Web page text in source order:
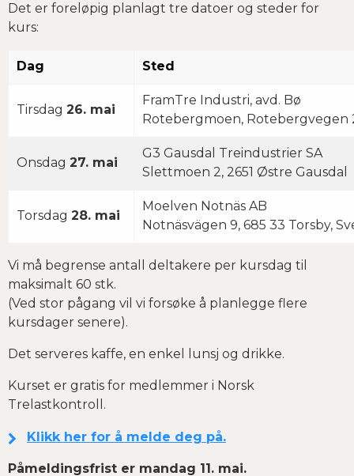
Det er foreløpig planlagt tre datoer og steder for
kurs:
Dag Sted
Tirsdag 26. mai
FramTre Industri, avd. Bø
Rotebergmoen, Rotebergvegen
Onsdag 27. mai
G3 Gausdal Treindustrier SA
Slettmoen 2, 2651 Østre Gausdal
Torsdag 28. mai
Moelven Notnäs AB
Notnäsvägen 9, 685 33 Torsby,
Vi må begrense antall deltakere per kursdag til
maksimalt 60 stk.
(Ved stor pågang vil vi forsøke å planlegge flere
kursdager senere).
Det serveres kaffe, en enkel lunsj og drikke.
Kurset er gratis for medlemmer i Norsk
Trelastkontroll.
Klikk her for å melde deg på.
Påmeldingsfrist er mandag 11. mai.